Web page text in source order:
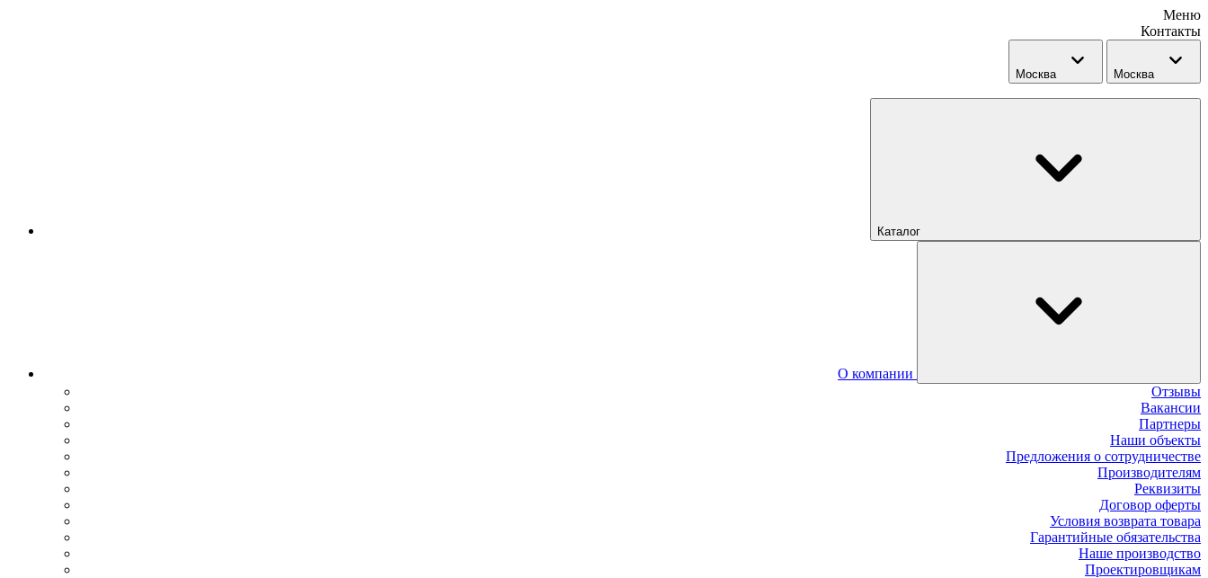
Меню
Контакты
Москва Москва
Каталог
О компании
Отзывы
Вакансии
Партнеры
Наши объекты
Предложения о сотрудничестве
Производителям
Реквизиты
Договор оферты
Условия возврата товара
Гарантийные обязательства
Наше производство
Проектировщикам